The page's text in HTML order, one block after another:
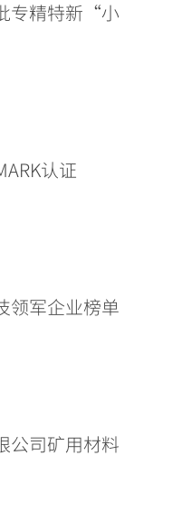
专精特新“小
认证
领军企业榜单
公司矿用材料